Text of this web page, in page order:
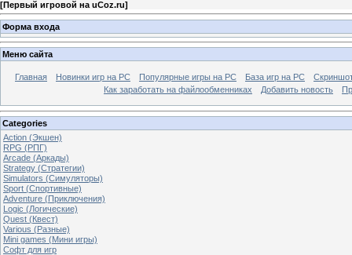
[Первый игровой на uCoz.ru]
Форма входа
Меню сайта
Главная Новинки игр на PC Популярные игры на PC База игр на РС
Как заработать на файлообменниках
Добавить новость
Categories
Action (Экшен)
RPG (РПГ)
Arcade (Аркады)
Strategy (Стратегии)
Simulators (Симуляторы)
Sport (Спортивные)
Adventure (Приключения)
Logic (Логические)
Quest (Квест)
Various (Разные)
Mini games (Мини игры)
Софт для игр